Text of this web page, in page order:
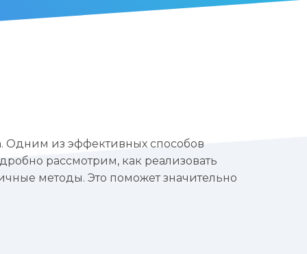
Одним из эффективных способов
рассмотрим, как реализовать
методы. Это поможет значительно